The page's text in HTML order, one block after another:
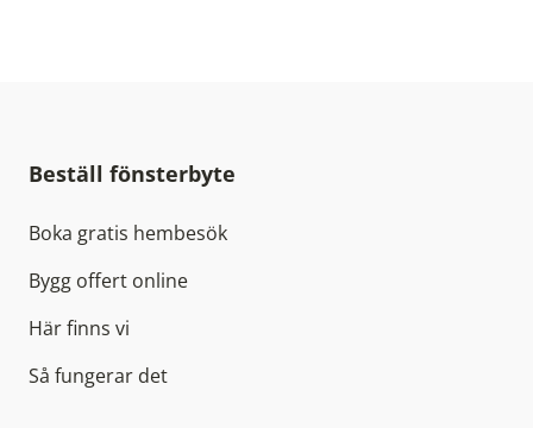
Beställ fönsterbyte
Boka gratis hembesök
Bygg offert online
Här finns vi
Så fungerar det